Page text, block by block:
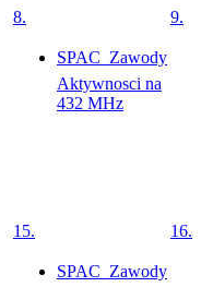
8.
SPAC  Zawody
Aktywnosci na
432 MHz
9.
15.
SPAC  Zawody
16.